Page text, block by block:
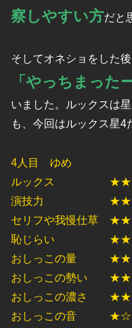
察しやすい方だと
そしてオネショをした
「やっちまった
いました。ルックスは
も、今回はルックス星
4人目 ゆめ
ルックス
演技力
セリフや我慢仕草
恥じらい
おしっこの量
おしっこの勢い
おしっこの濃さ
おしっこの音